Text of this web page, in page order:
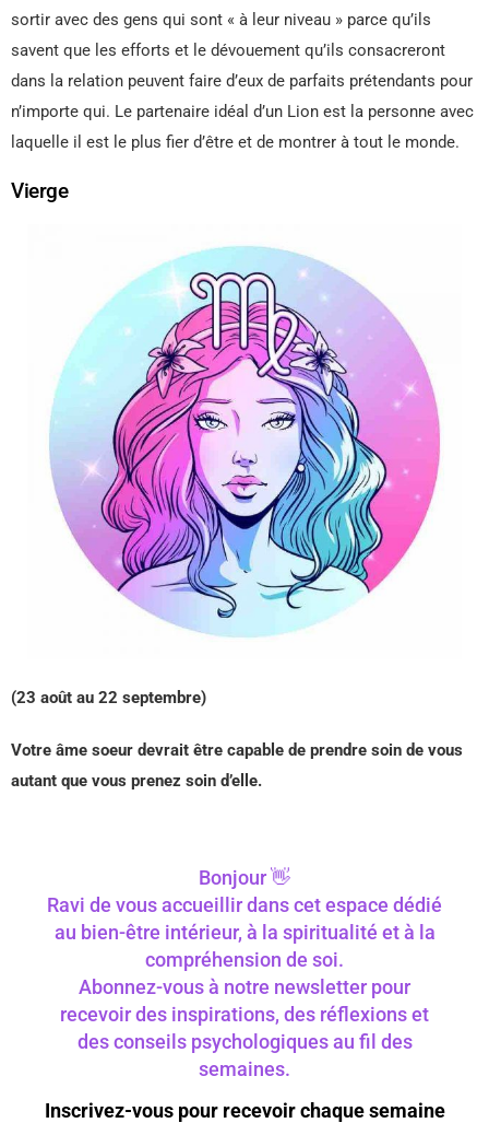
sortir avec des gens qui sont « à leur niveau » parce qu’ils
savent que les efforts et le dévouement qu’ils consacreront
dans la relation peuvent faire d’eux de parfaits prétendants pour
n’importe qui. Le partenaire idéal d’un Lion est la personne avec
laquelle il est le plus fier d’être et de montrer à tout le monde.
Vierge
(23 août au 22 septembre)
Votre âme soeur devrait être capable de prendre soin de vous
autant que vous prenez soin d’elle.
Bonjour 👋
Ravi de vous accueillir dans cet espace dédié
au bien-être intérieur, à la spiritualité et à la
compréhension de soi.
Abonnez-vous à notre newsletter pour
recevoir des inspirations, des réflexions et
des conseils psychologiques au fil des
semaines.
Inscrivez-vous pour recevoir chaque semaine